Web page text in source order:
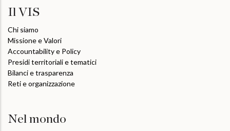
Il VIS
Chi siamo
Missione e Valori
Accountability e Policy
Presidi territoriali e tematici
Bilanci e trasparenza
Reti e organizzazione
Nel mondo